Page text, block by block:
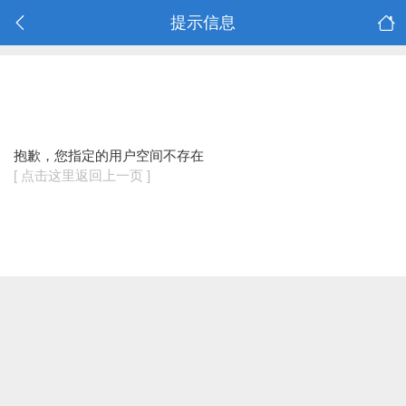
提示信息
抱歉，您指定的用户空间不存在
[ 点击这里返回上一页 ]